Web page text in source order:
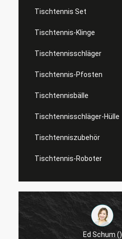
Tischtennis Set
Tischtennis-Klinge
Tischtennisschläger
Tischtennis-Pfosten
Tischtennisbälle
Tischtennisschläger-Hülle
Tischtenniszubehör
Tischtennis-Roboter
Ed Schum ()